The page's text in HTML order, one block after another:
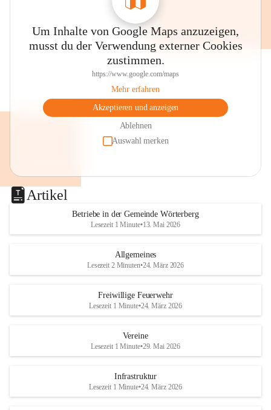
Um Inhalte von Google Maps anzuzeigen,
musst du der Verwendung externer Cookies
zustimmen.
https://www.google.com/maps
Mehr erfahren
Akzeptieren und anzeigen
Ablehnen
Auswahl merken
Artikel
Betriebe in der Gemeinde Wörterberg
Lesezeit 1 Minute•13. Mai 2026
Allgemeines
Lesezeit 2 Minuten•24. März 2026
Freiwillige Feuerwehr
Lesezeit 1 Minute•24. März 2026
Vereine
Lesezeit 1 Minute•29. Mai 2026
Infrastruktur
Lesezeit 1 Minute•24. März 2026